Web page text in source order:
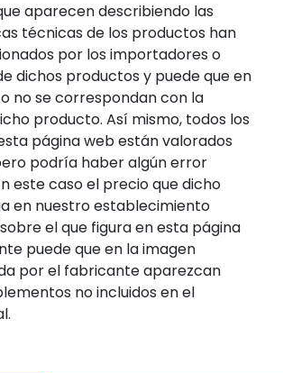
aparecen describiendo las
técnicas de los productos han
por los importadores o
dichos productos y puede que en
no se correspondan con la
producto. Así mismo, todos los
página web están valorados
podría haber algún error
este caso el precio que dicho
en nuestro establecimiento
el que figura en esta página
puede que en la imagen
por el fabricante aparezcan
no incluidos en el